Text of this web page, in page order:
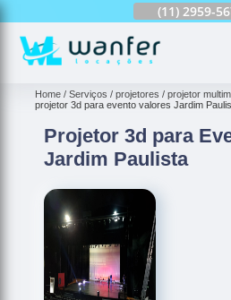
(11) 2959-
Home Serviços projetores
projetor
projetor 3d para evento valores Jardim
Projetor 3d para
Jardim Paulista